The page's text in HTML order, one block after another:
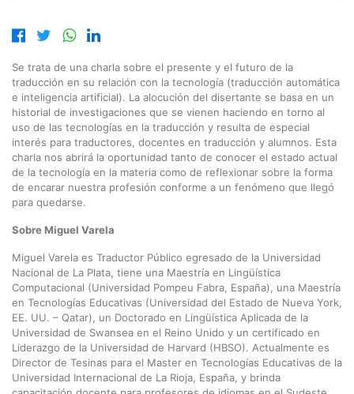
Se trata de una charla sobre el presente y el futuro de la
traducción en su relación con la tecnología (traducción automática
e inteligencia artificial). La alocución del disertante se basa en un
historial de investigaciones que se vienen haciendo en torno al
uso de las tecnologías en la traducción y resulta de especial
interés para traductores, docentes en traducción y alumnos. Esta
charla nos abrirá la oportunidad tanto de conocer el estado actual
de la tecnología en la materia como de reflexionar sobre la forma
de encarar nuestra profesión conforme a un fenómeno que llegó
para quedarse.
Sobre Miguel Varela
Miguel Varela es Traductor Público egresado de la Universidad
Nacional de La Plata, tiene una Maestría en Lingüística
Computacional (Universidad Pompeu Fabra, España), una Maestría
en Tecnologías Educativas (Universidad del Estado de Nueva York,
EE. UU. – Qatar), un Doctorado en Lingüística Aplicada de la
Universidad de Swansea en el Reino Unido y un certificado en
Liderazgo de la Universidad de Harvard (HBSO). Actualmente es
Director de Tesinas para el Master en Tecnologías Educativas de la
Universidad Internacional de La Rioja, España, y brinda